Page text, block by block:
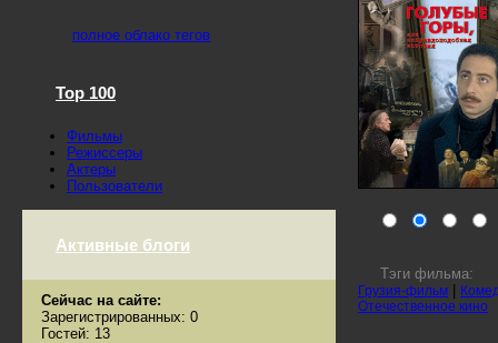
Тэги фильма:
Грузия-фильм
Отечественное кино
полное облако тегов
Top 100
Фильмы
Режиссеры
Актеры
Пользователи
Активные блоги
Сейчас на сайте:
Зарегистрированных: 0
Гостей: 13